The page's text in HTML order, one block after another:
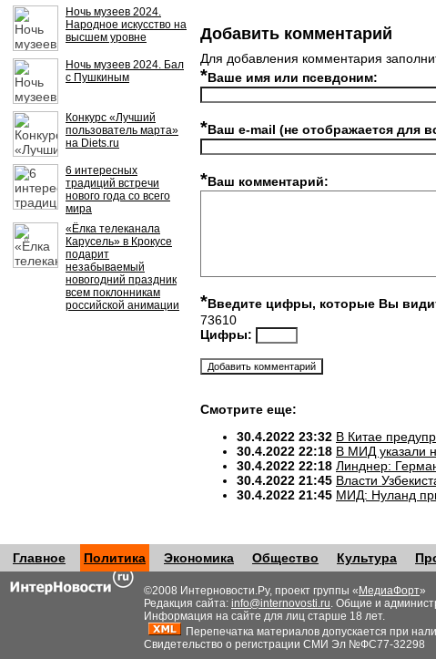
Ночь музеев 2024.
Народное искусство на
высшем уровне
Ночь музеев 2024. Бал
с Пушкиным
Конкурс «Лучший
пользователь марта»
на Diets.ru
6 интересных
традиций встречи
нового года со всего
мира
«Ёлка телеканала
Карусель» в Крокусе
подарит
незабываемый
новогодний праздник
всем поклонникам
российской анимации
Добавить комментарий
Для добавления комментария
*Ваше имя или псевдоним:
*Ваш e-mail (не отображается для
*Ваш комментарий:
*Введите цифры, которые Вы
73610
Цифры:
Смотрите еще:
30.4.2022 23:32 В Китае
30.4.2022 22:18 В МИД указали
30.4.2022 22:18 Линднер:
30.4.2022 21:45 Власти
30.4.2022 21:45 МИД: Нуланд
Главное Политика Экономика Общество Культура
©2008 Интерновости.Ру, проект группы « МедиаФорт»
Редакция сайта: info@internovosti.ru. Общие и
Информация на сайте для лиц старше 18 лет.
Перепечатка материалов допускается при
Свидетельство о регистрации СМИ Эл №ФС77-32298